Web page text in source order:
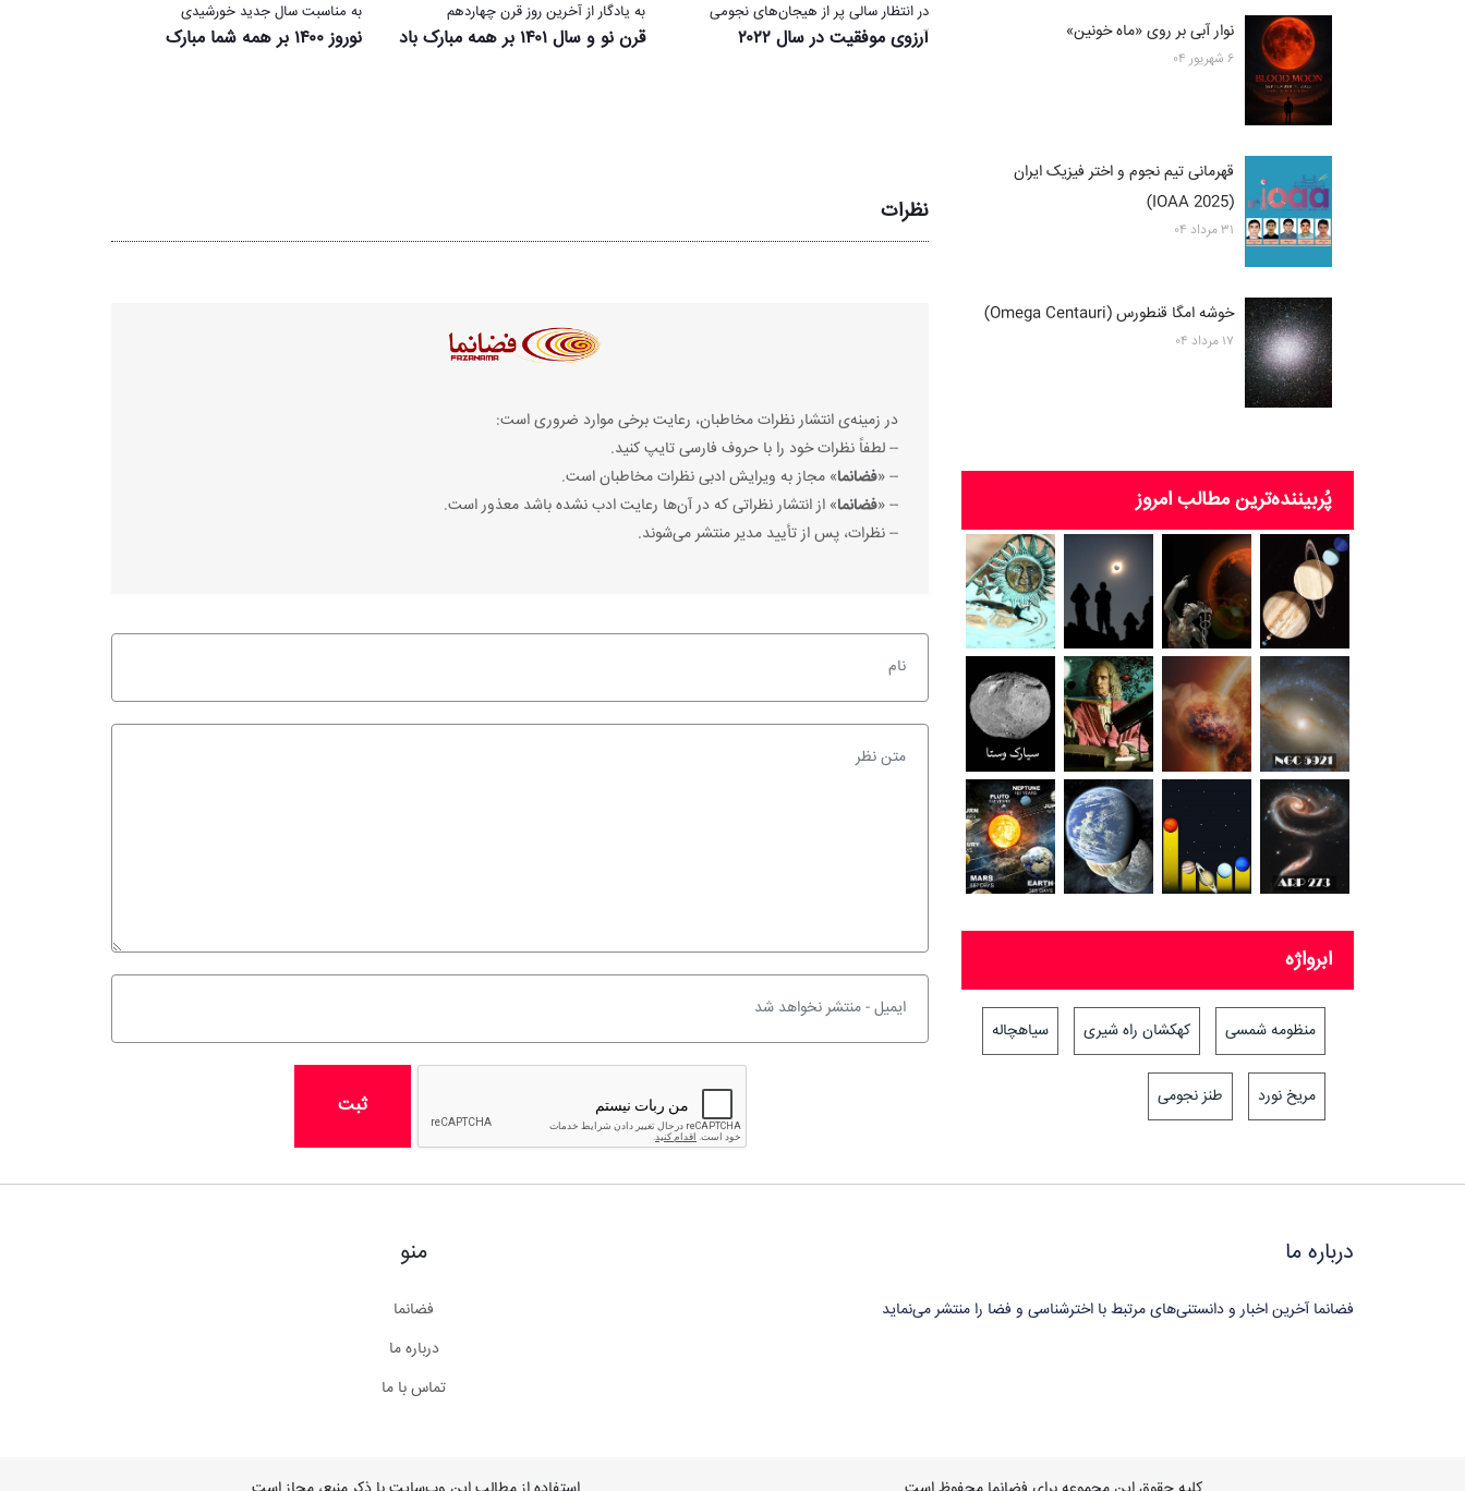
به مناسبت سال جدید خورشیدی
نوروز ۱۴۰۰ بر همه شما مبارک
به یادگار از آخرین روز قرن چهاردهم
قرن نو و سال ۱۴۰۱ بر همه مبارک باد
در انتظار سالی پر از هیجان‌های نجومی
آرزوی موفقیت در سال ۲۰۲۲
نظرات
در زمینه‌ی انتشار نظرات مخاطبان، رعایت برخی موارد ضروری است:
-- لطفاً نظرات خود را با حروف فارسی تایپ کنید.
-- «فضانما» مجاز به ویرایش ادبی نظرات مخاطبان است.
-- «فضانما» از انتشار نظراتی که در آن‌ها رعایت ادب نشده باشد معذور است.
-- نظرات، پس از تأیید مدیر منتشر می‌شوند.
ثبت
نوار آبی بر روی «ماه خونین»
۶ شهریور ۰۴
قهرمانی تیم نجوم و اختر فیزیک ایران
(2025 IOAA)
۳۱ مرداد ۰۴
خوشه امگا قنطورس (Omega Centauri)
۱۷ مرداد ۰۴
پُربیننده‌ترین‌ مطالب امروز
ابرواژه
منظومه شمسی کهکشان راه شیری سیاهچاله
مریخ نورد طنز نجومی
منو
فضانما
درباره ما
تماس با ما
درباره ما
فضانما آخرین اخبار و دانستنی‌های مرتبط با اخترشناسی و فضا را منتشر می‌نماید